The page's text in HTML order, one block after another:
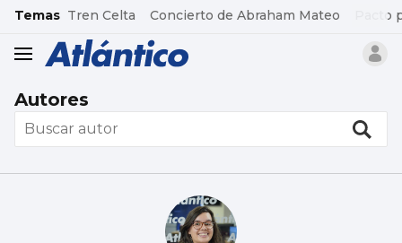
common.go-to-content
Temas Tren Celta Concierto de Abraham Mateo Pacto
header.menu.open
Autores